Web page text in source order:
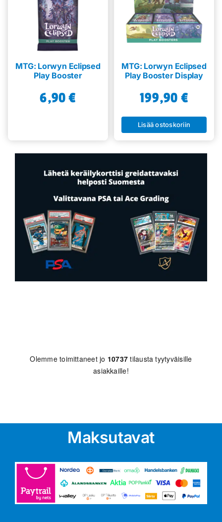
MTG: Lorwyn Eclipsed
Play Booster
6,90€
MTG: Lorwyn Eclipsed
Play Booster Display
199,90 €
Lisää ostoskoriin
Olemme toimittaneet jo 10737 tilausta tyytyväisille
asiakkaille!
Maksutavat